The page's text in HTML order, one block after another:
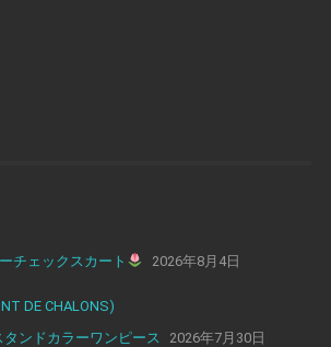
チェックスカート 2026年8月4日
DE CHALONS)
ンドカラーワンピース
2026年7月30日